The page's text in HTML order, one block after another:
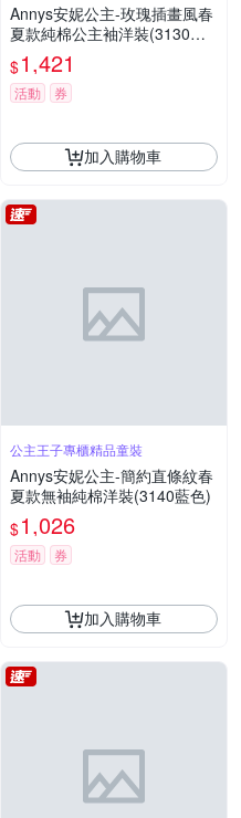
Annys安妮公主-玫瑰插畫風春
夏款純棉公主袖洋裝(3130水
藍)
$1,421
活動 券
加入購物車
公主王子專櫃精品童裝
Annys安妮公主-簡約直條紋春
夏款無袖純棉洋裝(3140藍色)
$1,026
活動 券
加入購物車